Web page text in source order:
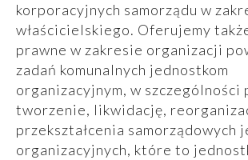
korporacyjnych samorządu w
właścicielskiego. Oferujemy
prawne w zakresie organizacji
zadań komunalnych jednostkom
organizacyjnym, w szczególności
tworzenie, likwidację,
przekształcenia samorządowych
organizacyjnych, które to